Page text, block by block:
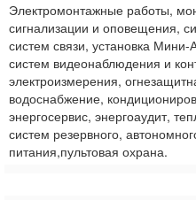
Электромонтажные работы,
сигнализации и оповещения,
систем связи, установка
систем видеонаблюдения и
электроизмерения,
водоснабжение,
энергосервис, энергоаудит,
систем резервного,
питания,пультовая охрана.